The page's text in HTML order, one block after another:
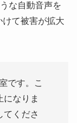
な自動音声を
て被害が拡大
です。こ
になりま
てくださ